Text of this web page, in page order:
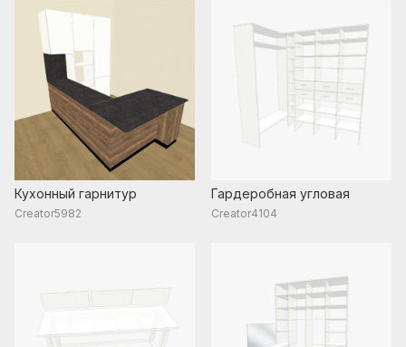
Кухонный гарнитур
Creator5982
Гардеробная угловая
Creator4104